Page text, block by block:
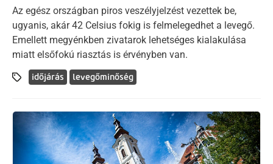
Az egész országban piros veszélyjelzést vezettek be,
ugyanis, akár 42 Celsius fokig is felmelegedhet a levegő.
Emellett megyénkben zivatarok lehetséges kialakulása
miatt elsőfokú riasztás is érvényben van.
időjárás levegőminőség